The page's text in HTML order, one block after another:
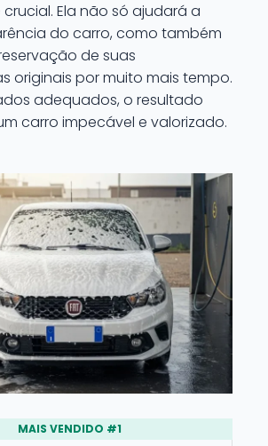
Ela não só ajudará a
do carro, como também
de suas
originais por muito mais tempo.
adequados, o resultado
carro impecável e valorizado.
MAIS VENDIDO #1